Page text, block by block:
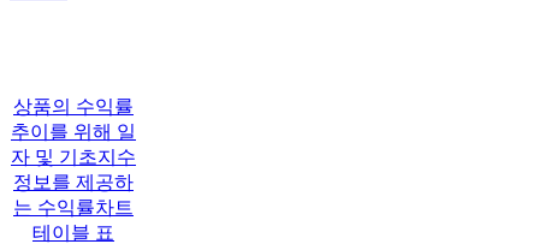
상품의 수익률
추이를 위해 일
자 및 기초지수
정보를 제공하
는 수익률차트
테이블 표